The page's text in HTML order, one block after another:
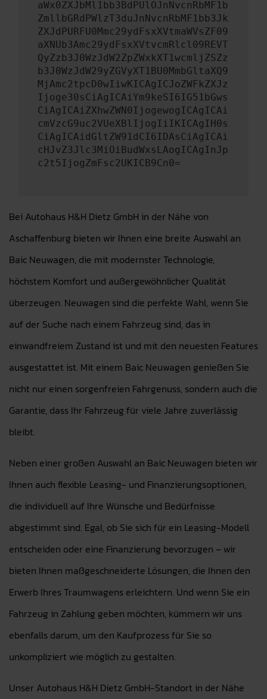
aWx0ZXJbMl1bb3BdPUlOJnNvcnRbMF1b
ZmllbGRdPWlzT3duJnNvcnRbMF1bb3Jk
ZXJdPURFU0Mmc29ydFsxXVtmaWVsZF09
aXNUb3Amc29ydFsxXVtvcmRlcl09REVT
QyZzb3J0WzJdW2ZpZWxkXT1wcmljZSZz
b3J0WzJdW29yZGVyXT1BU0MmbGltaXQ9
MjAmc2tpcD0wIiwKICAgICJoZWFkZXJz
Ijoge30sCiAgICAiYm9keSI6IG51bGws
CiAgICAiZXhwZWN0IjogewogICAgICAi
cmVzcG9uc2VUeXBlIjogIiIKICAgIH0s
CiAgICAidGltZW91dCI6IDAsCiAgICAi
cHJvZ3Jlc3MiOiBudWxsLAogICAgInJp
c2t5IjogZmFsc2UKICB9Cn0=
Bei Autohaus H&H Dietz GmbH in der Nähe von
Aschaffenburg bieten wir Ihnen eine breite Auswahl an
Baic Neuwagen, die mit modernster Technologie,
höchstem Komfort und außergewöhnlicher Qualität
überzeugen. Neuwagen sind die perfekte Wahl, wenn Sie
auf der Suche nach einem Fahrzeug sind, das in
einwandfreiem Zustand ist und mit den neuesten Features
ausgestattet ist. Mit einem Baic Neuwagen genießen Sie
nicht nur einen sorgenfreien Fahrgenuss, sondern auch die
Garantie, dass Ihr Fahrzeug für viele Jahre zuverlässig
bleibt.
Neben einer großen Auswahl an Baic Neuwagen bieten wir
Ihnen auch flexible Leasing- und Finanzierungsoptionen,
die individuell auf Ihre Wünsche und Bedürfnisse
abgestimmt sind. Egal, ob Sie sich für ein Leasing-Modell
entscheiden oder eine Finanzierung bevorzugen – wir
bieten Ihnen maßgeschneiderte Lösungen, die Ihnen den
Erwerb Ihres Traumwagens erleichtern. Und wenn Sie ein
Fahrzeug in Zahlung geben möchten, kümmern wir uns
ebenfalls darum, um den Kaufprozess für Sie so
unkompliziert wie möglich zu gestalten.
Unser Autohaus H&H Dietz GmbH-Standort in der Nähe